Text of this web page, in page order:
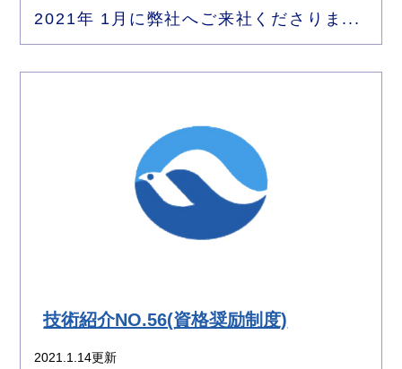
2021年 1月に弊社へご来社くださりま...
技術紹介NO.56(資格奨励制度)
2021.1.14更新